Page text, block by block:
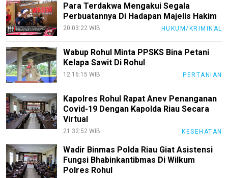
Para Terdakwa Mengakui Segala
Perbuatannya Di Hadapan Majelis Hakim
20:03:22 WIB HUKUM/KRIMINAL
Wabup Rohul Minta PPSKS Bina Petani
Kelapa Sawit Di Rohul
12:16:15 WIB PERTANIAN
Kapolres Rohul Rapat Anev Penanganan
Covid-19 Dengan Kapolda Riau Secara
Virtual
21:32:52 WIB KESEHATAN
Wadir Binmas Polda Riau Giat Asistensi
Fungsi Bhabinkantibmas Di Wilkum
Polres Rohul